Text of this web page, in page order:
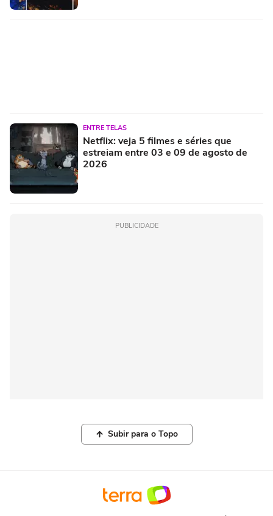
ENTRE TELAS
Netflix: veja 5 filmes e séries que
estreiam entre 03 e 09 de agosto de
2026
PUBLICIDADE
Subir para o Topo